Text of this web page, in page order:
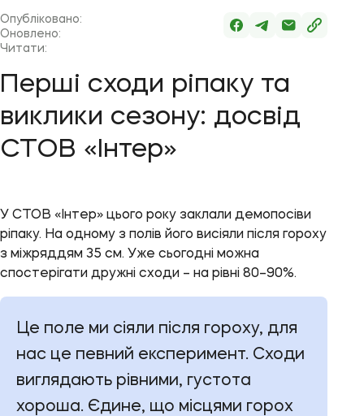
Опубліковано:
Оновлено:
Читати:
Перші сходи ріпаку та
виклики сезону: досвід
СТОВ «Інтер»
У СТОВ «Інтер» цього року заклали демопосіви
ріпаку. На одному з полів його висіяли після гороху
з міжряддям 35 см. Уже сьогодні можна
спостерігати дружні сходи – на рівні 80–90%.
Це поле ми сіяли після гороху, для
нас це певний експеримент. Сходи
виглядають рівними, густота
хороша. Єдине, що місцями горох